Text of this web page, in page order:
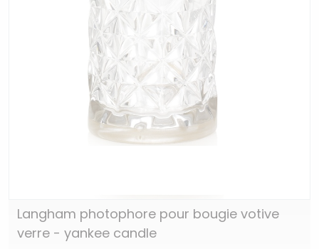
Langham photophore pour bougie votive
verre - yankee candle